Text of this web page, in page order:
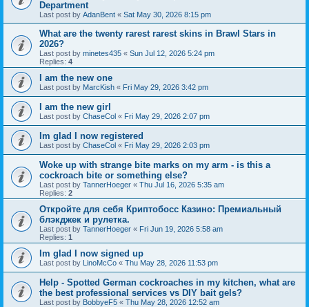
Department
Last post by AdanBent « Sat May 30, 2026 8:15 pm
What are the twenty rarest rarest skins in Brawl Stars in
2026?
Last post by minetes435 « Sun Jul 12, 2026 5:24 pm
Replies: 4
I am the new one
Last post by MarcKish « Fri May 29, 2026 3:42 pm
I am the new girl
Last post by ChaseCol « Fri May 29, 2026 2:07 pm
Im glad I now registered
Last post by ChaseCol « Fri May 29, 2026 2:03 pm
Woke up with strange bite marks on my arm - is this a
cockroach bite or something else?
Last post by TannerHoeger « Thu Jul 16, 2026 5:35 am
Replies: 2
Откройте для себя Криптобосс Казино: Премиальный
блэкджек и рулетка.
Last post by TannerHoeger « Fri Jun 19, 2026 5:58 am
Replies: 1
Im glad I now signed up
Last post by LinoMcCo « Thu May 28, 2026 11:53 pm
Help - Spotted German cockroaches in my kitchen, what are
the best professional services vs DIY bait gels?
Last post by BobbyeF5 « Thu May 28, 2026 12:52 am